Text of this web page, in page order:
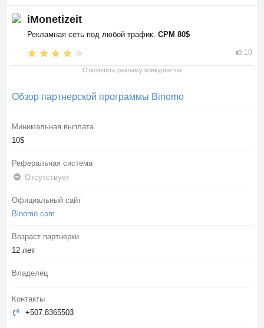
iMonetizeit
Рекламная сеть под любой трафик. CPM 80$
10
Отключить рекламу конкурентов
Обзор партнерской программы Binomo
Минимальная выплата
10$
Реферальная система
Отсутствует
Официальный сайт
Binomo.com
Возраст партнерки
12 лет
Владелец
Контакты
+507.8365503